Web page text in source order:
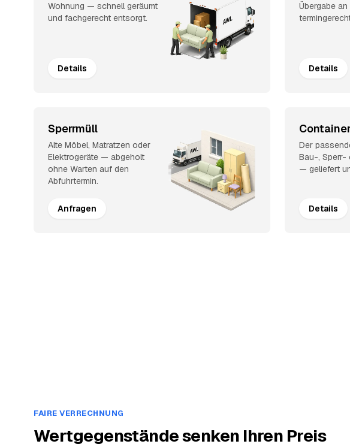
Wohnung — schnell geräumt
und fachgerecht entsorgt.
Details
Übergabe
Details
Sperrmüll
Alte Möbel, Matratzen oder
Elektrogeräte — abgeholt
ohne Warten auf den
Abfuhrtermin.
Anfragen
Der
Bau-, Sperr-
— geliefert
Details
FAIRE VERRECHNUNG
Wertgegenstände senken Ihren Preis